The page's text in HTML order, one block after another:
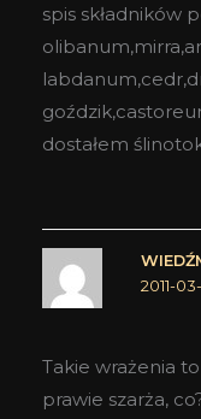
spis składników
dostałem
2011-
Takie wrażenia
prawie szarża,